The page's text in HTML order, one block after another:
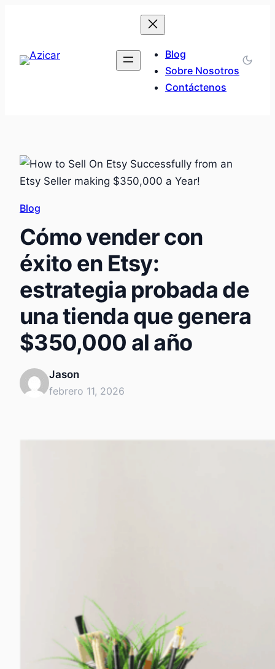
Blog
Sobre Nosotros
Contáctenos
Blog
Cómo vender con
éxito en Etsy:
estrategia probada de
una tienda que genera
$350,000 al año
Jason
febrero 11, 2026